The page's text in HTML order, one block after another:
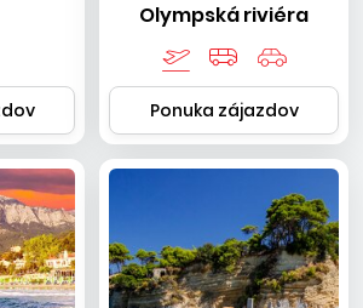
Olympská riviéra
Ponuka zájazdov